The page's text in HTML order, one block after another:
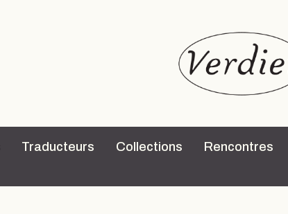
Traducteurs Collections Rencontres